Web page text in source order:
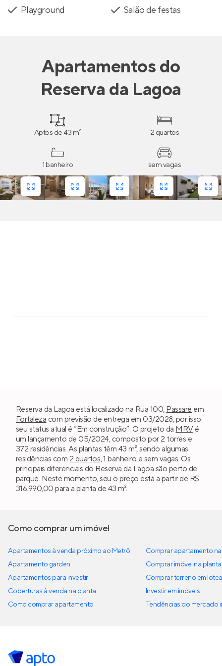
Playground Salão de festas
Apartamentosdo
Reserva da Lagoa
Aptos de 43 m² 2 quartos
1 banheiro sem vagas
Reserva da Lagoa está localizado na Rua 100, Passaré em
Fortaleza com previsão de entrega em 03/2028, por isso
seu status atual é “Em construção”. O projeto da MRVé
um lançamento de 05/2024, composto por 2 torres e
372 residências. As plantas têm 43 m², sendo algumas
residências com 2 quartos, 1 banheiro e sem vagas. Os
principais diferenciais do Reserva da Lagoa são perto de
parque. Neste momento, seu o preço está a partir de R$
316.990,00 para a planta de 43 m².
Como comprar um imóvel
Apartamentos à venda próximo ao Metrô
Apartamento garden
Apartamentos para investir
Coberturas à venda na planta
Como comprar apartamento
Comprar apartamento
Comprar imóvel na planta
Comprar terreno em
Investir em imóveis
Tendências do mercado